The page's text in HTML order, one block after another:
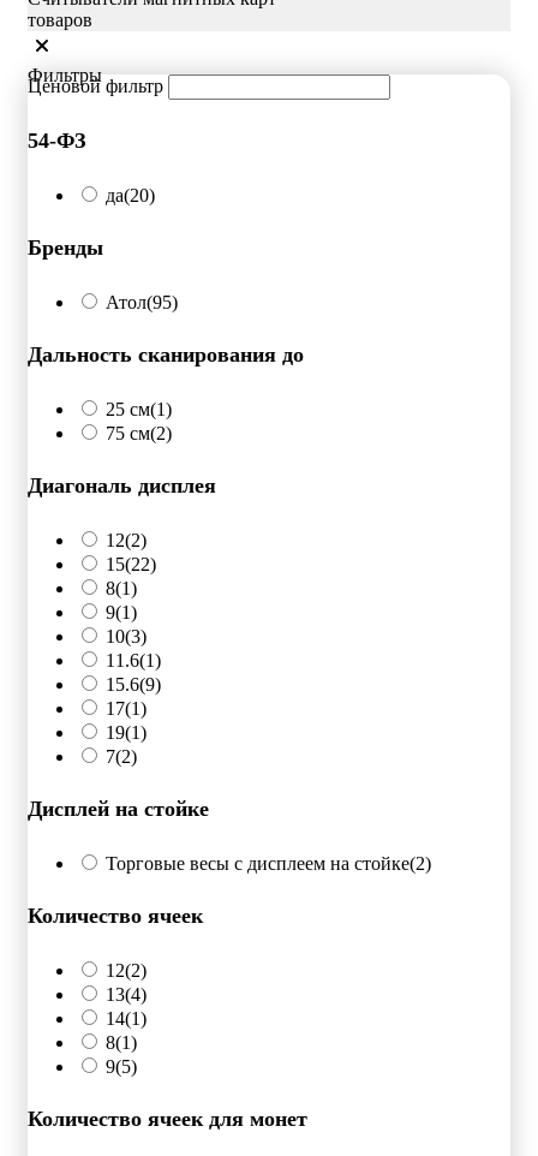
товаров
Фильтры
Ценовой фильтр
54-ФЗ
да(20)
Бренды
Атол(95)
Дальность сканирования до
25 см(1)
75 см(2)
Диагональ дисплея
12(2)
15(22)
8(1)
9(1)
10(3)
11.6(1)
15.6(9)
17(1)
19(1)
7(2)
Дисплей на стойке
Торговые весы с дисплеем на стойке(2)
Количество ячеек
12(2)
13(4)
14(1)
8(1)
9(5)
Количество ячеек для монет